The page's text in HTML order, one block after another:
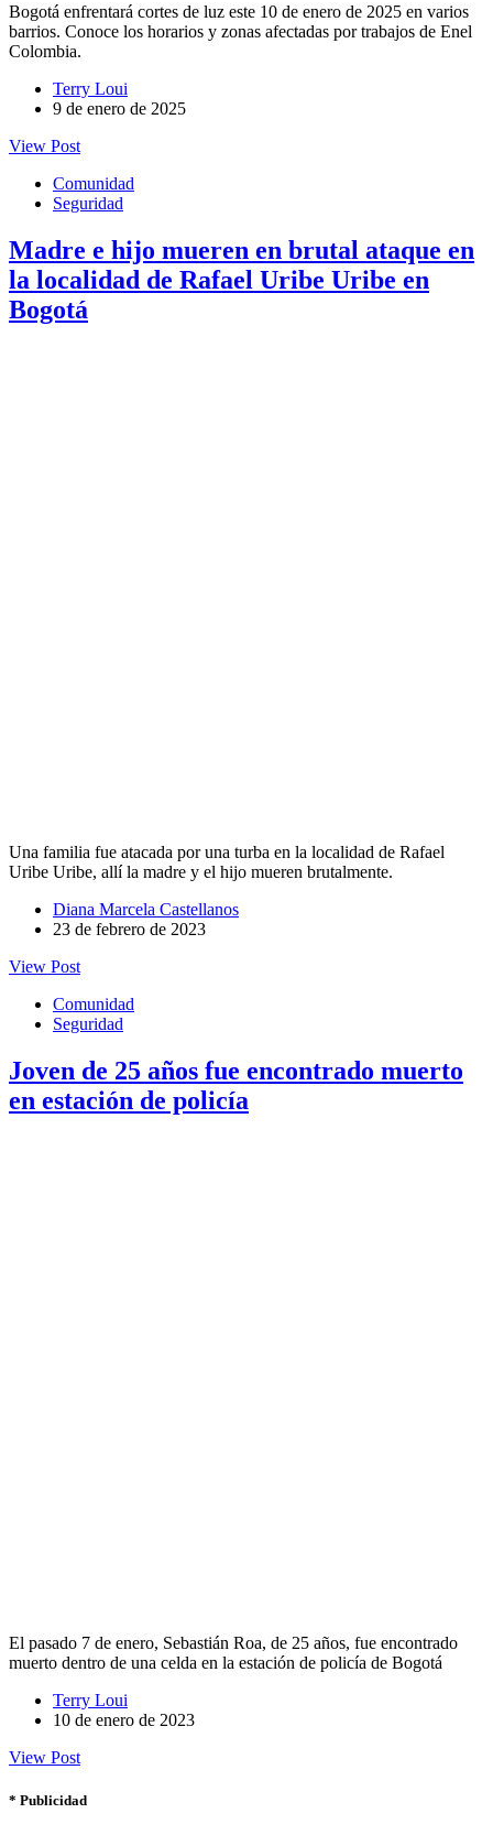
Bogotá enfrentará cortes de luz este 10 de enero de 2025 en varios
barrios. Conoce los horarios y zonas afectadas por trabajos de Enel
Colombia.
Terry Loui
9 de enero de 2025
View Post
Comunidad
Seguridad
Madre e hijo mueren en brutal ataque en
la localidad de Rafael Uribe Uribe en
Bogotá
Una familia fue atacada por una turba en la localidad de Rafael
Uribe Uribe, allí la madre y el hijo mueren brutalmente.
Diana Marcela Castellanos
23 de febrero de 2023
View Post
Comunidad
Seguridad
Joven de 25 años fue encontrado muerto
en estación de policía
El pasado 7 de enero, Sebastián Roa, de 25 años, fue encontrado
muerto dentro de una celda en la estación de policía de Bogotá
Terry Loui
10 de enero de 2023
View Post
* Publicidad